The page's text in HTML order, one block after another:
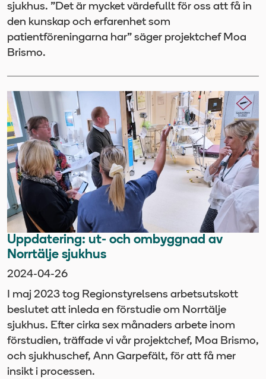
sjukhus. ”Det är mycket värdefullt för oss att få in
den kunskap och erfarenhet som
patientföreningarna har” säger projektchef Moa
Brismo.
Uppdatering: ut- och ombyggnad av
Norrtälje sjukhus
2024-04-26
I maj 2023 tog Regionstyrelsens arbetsutskott
beslutet att inleda en förstudie om Norrtälje
sjukhus. Efter cirka sex månaders arbete inom
förstudien, träffade vi vår projektchef, Moa Brismo,
och sjukhuschef, Ann Garpefält, för att få mer
insikt i processen.